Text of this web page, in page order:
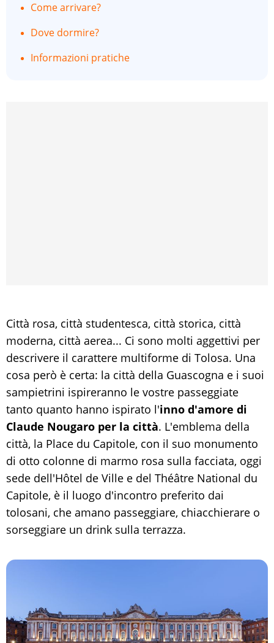
Come arrivare?
Dove dormire?
Informazioni pratiche
Città rosa, città studentesca, città storica, città
moderna, città aerea... Ci sono molti aggettivi per
descrivere il carattere multiforme di Tolosa. Una
cosa però è certa: la città della Guascogna e i suoi
sampietrini ispireranno le vostre passeggiate
tanto quanto hanno ispirato l'inno d'amore di
Claude Nougaro per la città. L'emblema della
città, la Place du Capitole, con il suo monumento
di otto colonne di marmo rosa sulla facciata, oggi
sede dell'Hôtel de Ville e del Théâtre National du
Capitole, è il luogo d'incontro preferito dai
tolosani, che amano passeggiare, chiacchierare o
sorseggiare un drink sulla terrazza.